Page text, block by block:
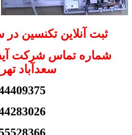
ثبت آنلاین تکنسین در
شماره تماس شرکت
سعدآباد